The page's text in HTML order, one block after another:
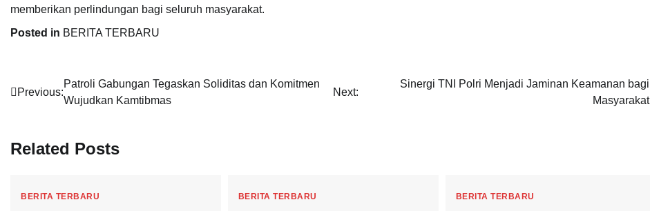
memberikan perlindungan bagi seluruh masyarakat.
Posted in BERITA TERBARU
Navigasi
Previous:
Patroli Gabungan Tegaskan Soliditas dan Komitmen
Wujudkan Kamtibmas
Next:
Sinergi TNI Polri Menjadi Jaminan Keamanan bagi
Masyarakat
Related Posts
BERITA TERBARU BERITA TERBARU BERITA TERBARU